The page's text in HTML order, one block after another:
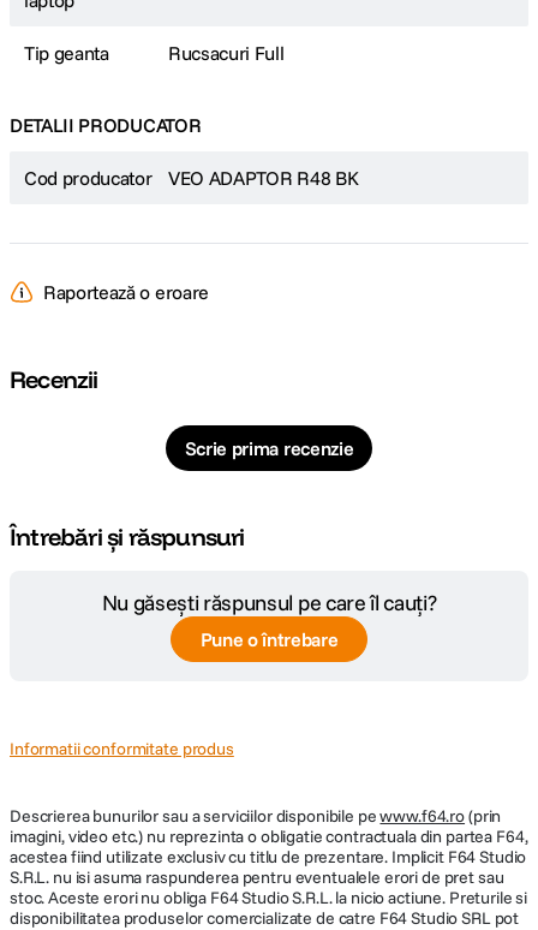
Tip geanta Rucsacuri Full
DETALII PRODUCATOR
Cod producator VEO ADAPTOR R48 BK
Raportează o eroare
Recenzii
Scrie prima recenzie
Întrebări și răspunsuri
Nu găsești răspunsul pe care îl cauți?
Pune o întrebare
Informatii conformitate produs
Descrierea bunurilor sau a serviciilor disponibile pewww.f64.ro(prin
imagini, video etc.) nu reprezinta o obligatie contractuala din partea F64,
acestea fiind utilizate exclusiv cu titlu de prezentare. Implicit F64 Studio
S.R.L. nu isi asuma raspunderea pentru eventualele erori de pret sau
stoc. Aceste erori nu obliga F64 Studio S.R.L. la nicio actiune. Preturile si
disponibilitatea produselor comercializate de catre F64 Studio SRL pot